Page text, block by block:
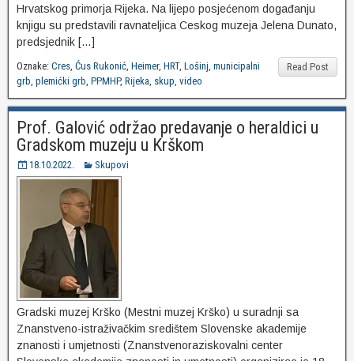
Hrvatskog primorja Rijeka. Na lijepo posjećenom događanju
knjigu su predstavili ravnateljica Ceskog muzeja Jelena Dunato,
predsjednik […]
Read Post
Oznake: Cres, Ćus Rukonić, Heimer, HRT, Lošinj, municipalni
grb, plemićki grb, PPMHP, Rijeka, skup, video
Prof. Galović održao predavanje o heraldici u
Gradskom muzeju u Krškom
18.10.2022. Skupovi
Gradski muzej Krško (Mestni muzej Krško) u suradnji sa
Znanstveno-istraživačkim središtem Slovenske akademije
znanosti i umjetnosti (Znanstvenoraziskovalni center